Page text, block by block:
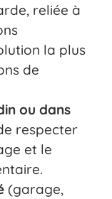
reliée à
la plus
de
ou dans
respecter
et le
(garage,